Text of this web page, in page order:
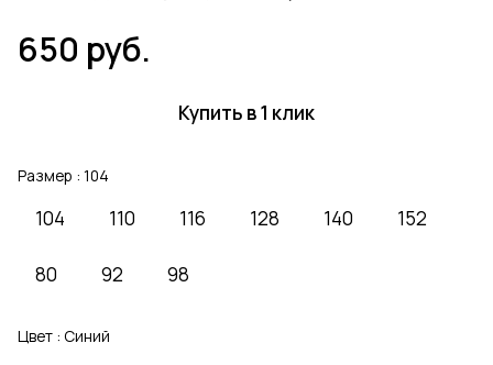
650 руб.
Купить в 1 клик
Размер : 104
104 110 116 128 140 152
80 92 98
Цвет : Синий